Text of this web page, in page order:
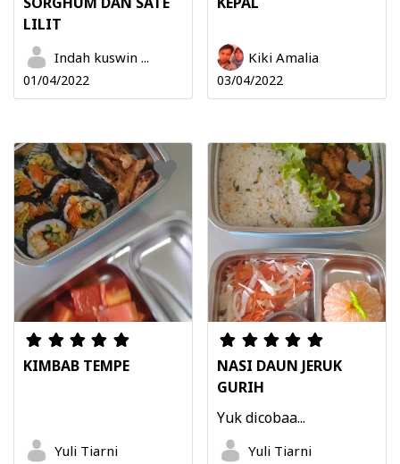
LILIT
Indah kuswin ...
01/04/2022
Kiki Amalia
03/04/2022
KIMBAB TEMPE
Yuli Tiarni
NASI DAUN JERUK
GURIH
Yuk dicobaa...
Yuli Tiarni